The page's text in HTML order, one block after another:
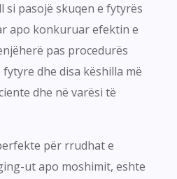
si pasojë skuqen e fytyrës
apo konkuruar efektin e
pas procedurës
dhe disa këshilla më
dhe në varësi të
për rrudhat e
ut apo moshimit, eshte